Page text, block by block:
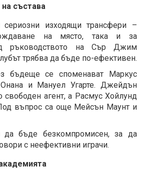
състава
изходящи трансфери –
на място, така и за
ръководството на Сър Джим
трябва да бъде по-ефективен.
бъдеще се споменават Маркус
и Мануел Угарте. Джейдън
свободен агент, а Расмус Хойлунд
въпрос са още Мейсън Маунт и
бъде безкомпромисен, за да
с неефективни играчи.